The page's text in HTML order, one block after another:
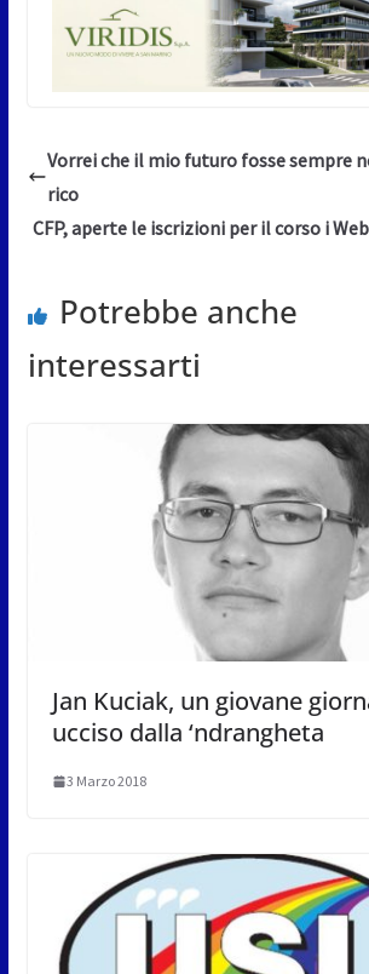
Vorrei che il mio futuro fosse sempre
rico
CFP, aperte le iscrizioni per il corso i
Potrebbe anche
interessarti
Jan Kuciak, un giovane
ucciso dalla ‘ndrangheta
3 Marzo 2018